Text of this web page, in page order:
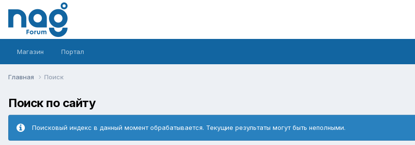
Магазин Портал
Главная Поиск
Поиск по сайту
Поисковый индекс в данный момент обрабатывается. Текущие результаты могут быть неполными.